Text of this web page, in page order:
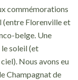
commémorations
(entre Florenville et
belge. Une
soleil (et
Nous avons eu
Champagnat de